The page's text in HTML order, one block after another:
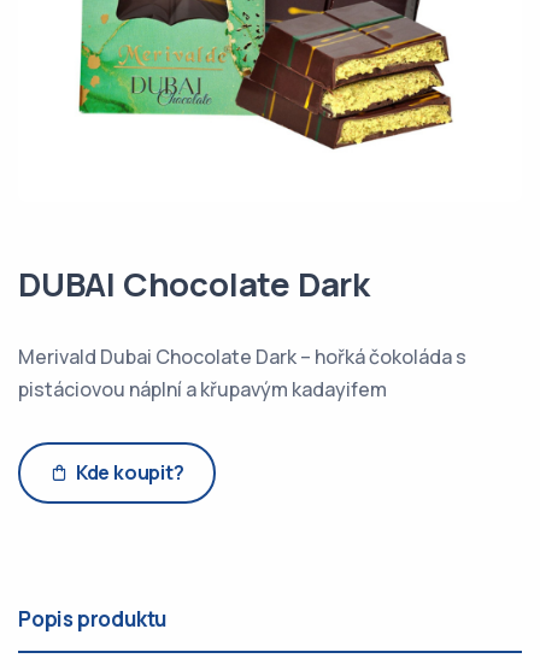
DUBAI Chocolate Dark
Merivald Dubai Chocolate Dark – hořká čokoláda s
pistáciovou náplní a křupavým kadayifem
Kde koupit?
Popis produktu